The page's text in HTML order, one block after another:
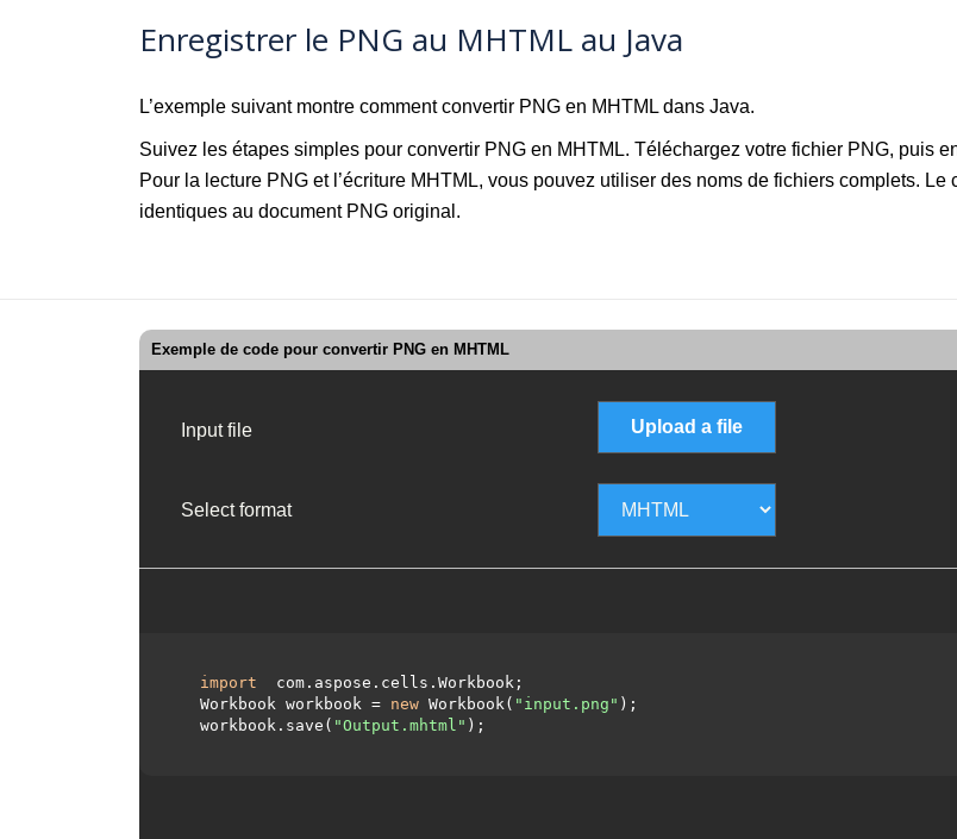
Enregistrer le PNG au MHTML au Java
L’exemple suivant montre comment convertir PNG en MHTML dans Java.
Suivez les étapes simples pour convertir PNG en MHTML. Téléchargez votre fichier PNG, puis
Pour la lecture PNG et l’écriture MHTML, vous pouvez utiliser des noms de fichiers complets.
identiques au document PNG original.
Exemple de code pour convertir PNG en MHTML
Input file Upload a file
Select format
import
com.aspose.cells.Workbook;
  Workbook workbook =
new Workbook( "input.png" );
  workbook.save(
"Output.mhtml" );